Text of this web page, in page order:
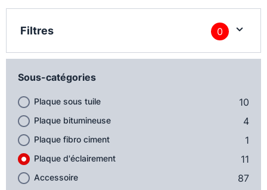
Filtres 0
Sous-catégories
Plaque sous tuile 10
Plaque bitumineuse 4
Plaque fibro ciment 1
Plaque d'éclairement 11
Accessoire 87